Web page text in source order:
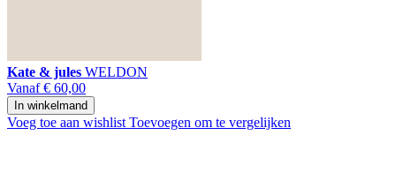
Kate & jules WELDON
Vanaf € 60,00
In winkelmand
Voeg toe aan wishlist Toevoegen om te vergelijken